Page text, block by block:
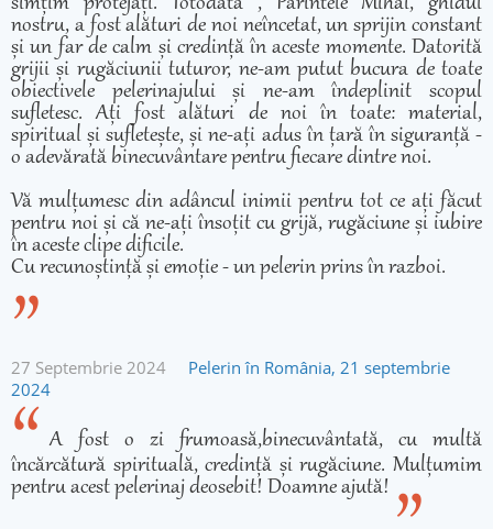
nostru, a fost alături de noi neîncetat, un sprijin constant
și un far de calm și credință în aceste momente. Datorită
grijii și rugăciunii tuturor, ne-am putut bucura de toate
obiectivele pelerinajului și ne-am îndeplinit scopul
sufletesc. Ați fost alături de noi în toate: material,
spiritual și sufletește, și ne-ați adus în țară în siguranță -
o adevărată binecuvântare pentru fiecare dintre noi.
Vă mulțumesc din adâncul inimii pentru tot ce ați făcut
pentru noi și că ne-ați însoțit cu grijă, rugăciune și iubire
în aceste clipe dificile.
Cu recunoștință și emoție - un pelerin prins în razboi.
27 Septembrie 2024
Pelerin în România, 21 septembrie
2024
A fost o zi frumoasă,binecuvântată, cu multă
încărcătură spirituală, credință și rugăciune. Mulțumim
pentru acest pelerinaj deosebit! Doamne ajută!